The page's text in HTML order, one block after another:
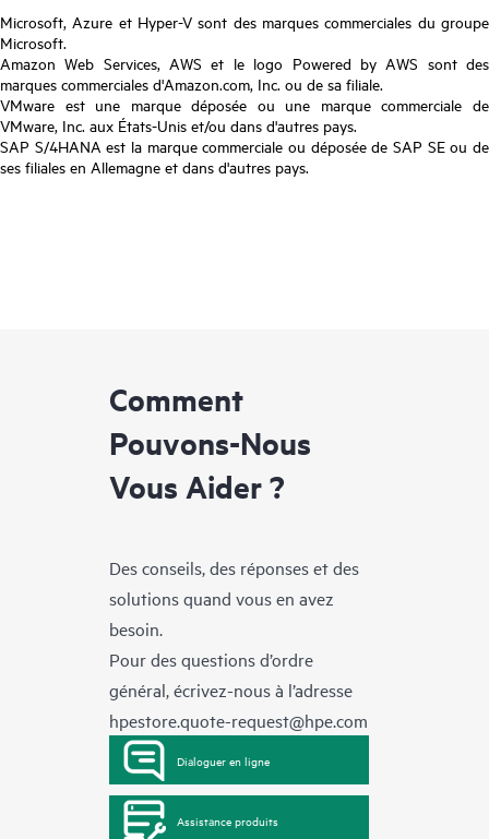
Microsoft, Azure et Hyper-V sont des marques commerciales du groupe
Microsoft.
Amazon Web Services, AWS et le logo Powered by AWS sont des
marques commerciales d'Amazon.com, Inc. ou de sa filiale.
VMware est une marque déposée ou une marque commerciale de
VMware, Inc. aux États-Unis et/ou dans d'autres pays.
SAP S/4HANA est la marque commerciale ou déposée de SAP SE ou de
ses filiales en Allemagne et dans d'autres pays.
Comment
Pouvons-Nous
Vous Aider ?
Des conseils, des réponses et des
solutions quand vous en avez
besoin.
Pour des questions d’ordre
général, écrivez-nous à l’adresse
hpestore.quote-request@hpe.com
Dialoguer en ligne
Assistance produits